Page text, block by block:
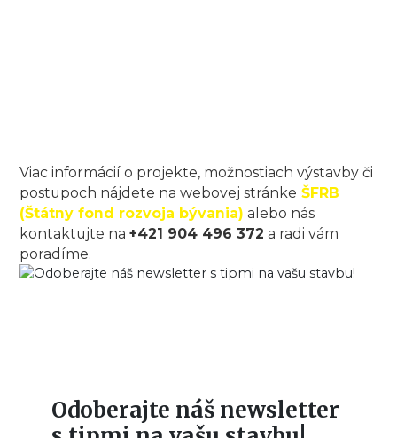
Viac informácií o projekte, možnostiach výstavby či
postupoch nájdete na webovej stránke ŠFRB
(Štátny fond rozvoja bývania) alebo nás
kontaktujte na+421 904 496 372 a radi vám
poradíme.
Odoberajte náš newsletter